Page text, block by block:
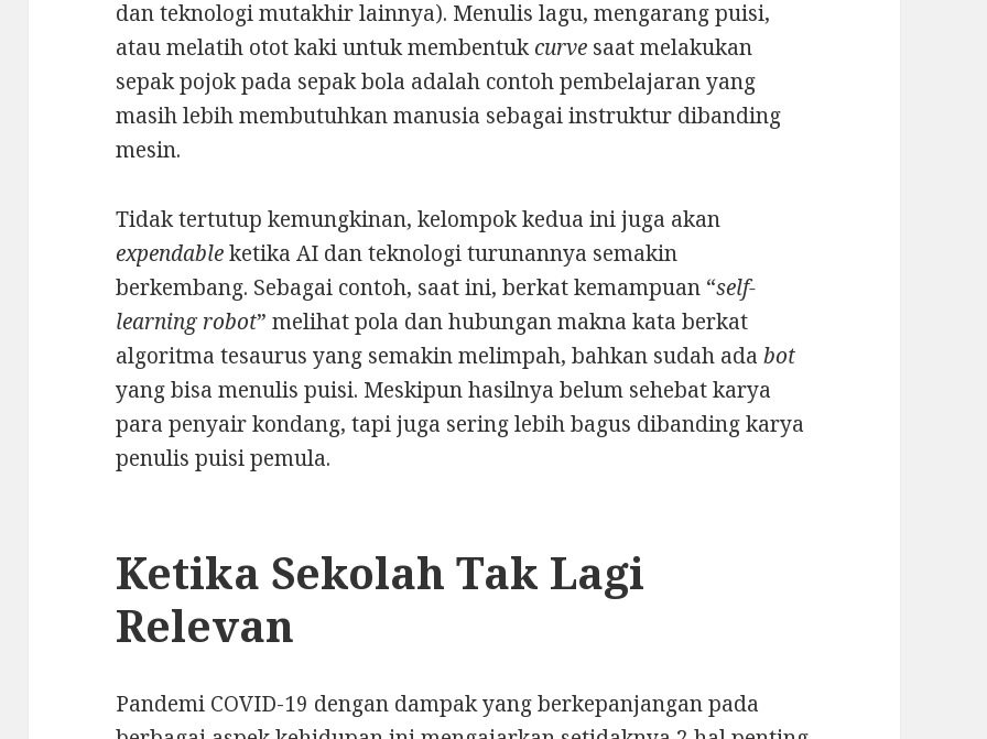
dan teknologi mutakhir lainnya). Menulis lagu, mengarang puisi,
atau melatih otot kaki untuk membentukcurve saat melakukan
sepak pojok pada sepak bola adalah contoh pembelajaran yang
masih lebih membutuhkan manusia sebagai instruktur dibanding
mesin.
Tidak tertutup kemungkinan, kelompok kedua ini juga akan
expendableketika AI dan teknologi turunannya semakin
berkembang. Sebagai contoh, saat ini, berkat kemampuan “self-
learning robot” melihat pola dan hubungan makna kata berkat
algoritma tesaurus yang semakin melimpah, bahkan sudah adabot
yang bisa menulis puisi. Meskipun hasilnya belum sehebat karya
para penyair kondang, tapi juga sering lebih bagus dibanding karya
penulis puisi pemula.
Ketika Sekolah Tak Lagi
Relevan
Pandemi COVID-19 dengan dampak yang berkepanjangan pada